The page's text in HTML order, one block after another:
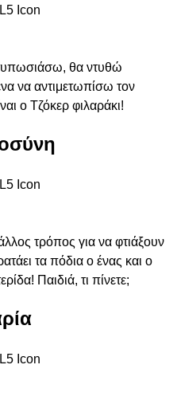
θα ντυθώ
να αντιμετωπίσω τον
ο Τζόκερ φιλαράκι!
τρόπος για να φτιάξουν
τα πόδια ο ένας και ο
Παιδιά, τι πίνετε;